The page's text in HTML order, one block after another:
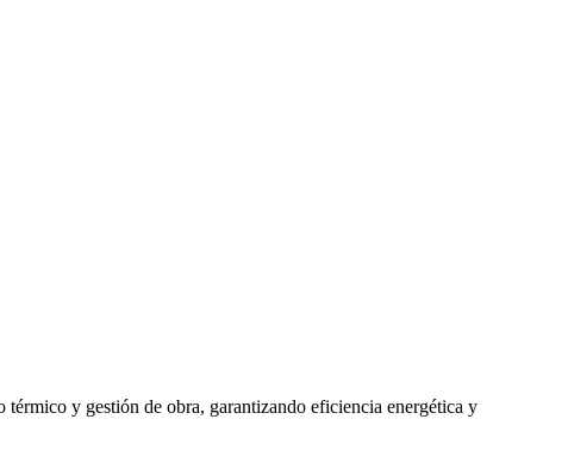
térmico y gestión de obra, garantizando eficiencia energética y